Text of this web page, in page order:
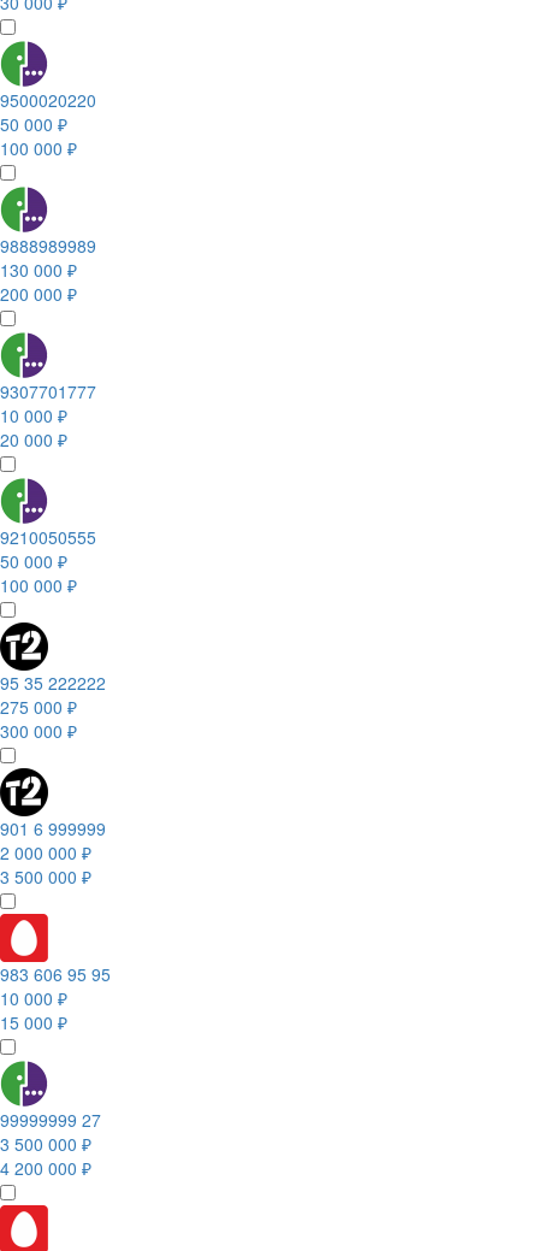
9500020220
50 000 ₽
100 000 ₽
9888989989
130 000 ₽
200 000 ₽
9307701777
10 000 ₽
20 000 ₽
9210050555
50 000 ₽
100 000 ₽
95 35 222222
275 000 ₽
300 000 ₽
901 6 999999
2 000 000 ₽
3 500 000 ₽
983 606 95 95
10 000 ₽
15 000 ₽
99999999 27
3 500 000 ₽
4 200 000 ₽